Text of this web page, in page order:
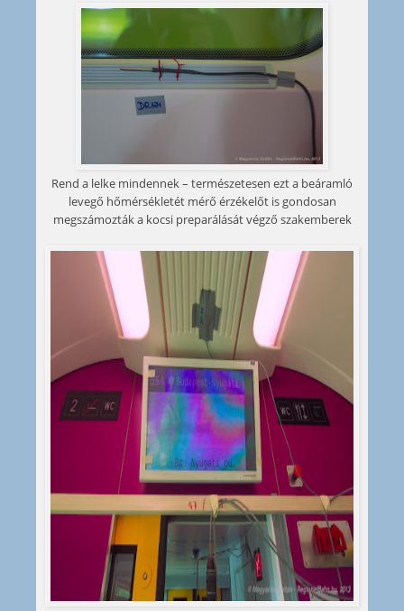
Rend a lelke mindennek – természetesen ezt a beáramló
levegő hőmérsékletét mérő érzékelőt is gondosan
megszámozták a kocsi preparálását végző szakemberek